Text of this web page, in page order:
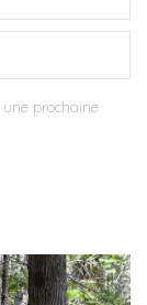
prochaine